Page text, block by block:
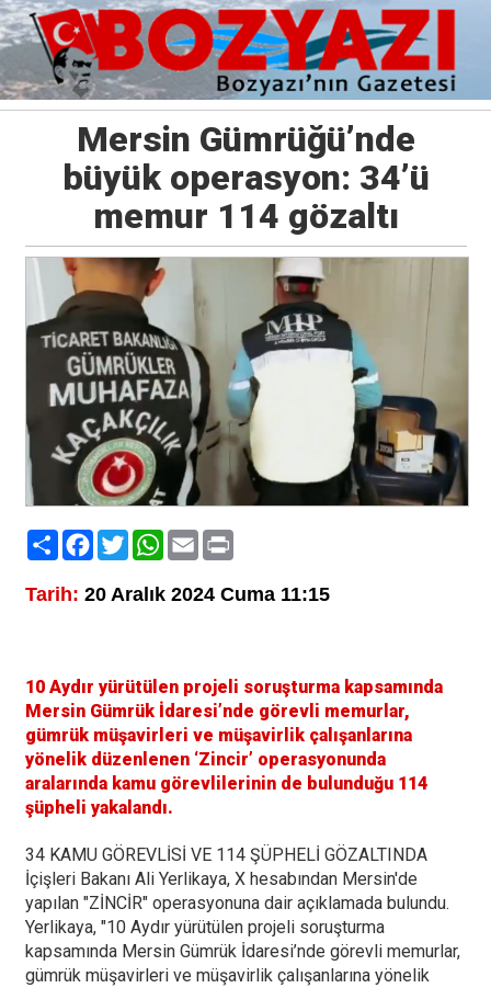
Mersin Gümrüğü’nde
büyük operasyon: 34’ü
memur 114 gözaltı
PaylaşFacebook
TwitterWhatsApp
EmailPrint
Tarih: 20 Aralık 2024 Cuma 11:15
10 Aydır yürütülen projeli soruşturma kapsamında
Mersin Gümrük İdaresi’nde görevli memurlar,
gümrük müşavirleri ve müşavirlik çalışanlarına
yönelik düzenlenen ‘Zincir’ operasyonunda
aralarında kamu görevlilerinin de bulunduğu 114
şüpheli yakalandı.
34 KAMU GÖREVLİSİ VE 114 ŞÜPHELİ GÖZALTINDA
İçişleri Bakanı Ali Yerlikaya, X hesabından Mersin'de
yapılan "ZİNCİR" operasyonuna dair açıklamada bulundu.
Yerlikaya, "10 Aydır yürütülen projeli soruşturma
kapsamında Mersin Gümrük İdaresi’nde görevli memurlar,
gümrük müşavirleri ve müşavirlik çalışanlarına yönelik